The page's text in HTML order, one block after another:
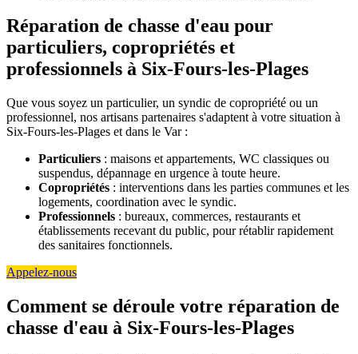
Réparation de chasse d'eau pour
particuliers, copropriétés et
professionnels à Six-Fours-les-Plages
Que vous soyez un particulier, un syndic de copropriété ou un
professionnel, nos artisans partenaires s'adaptent à votre situation à
Six-Fours-les-Plages et dans le Var :
Particuliers : maisons et appartements, WC classiques ou
suspendus, dépannage en urgence à toute heure.
Copropriétés : interventions dans les parties communes et les
logements, coordination avec le syndic.
Professionnels : bureaux, commerces, restaurants et
établissements recevant du public, pour rétablir rapidement
des sanitaires fonctionnels.
Appelez-nous
Comment se déroule votre réparation de
chasse d'eau à Six-Fours-les-Plages